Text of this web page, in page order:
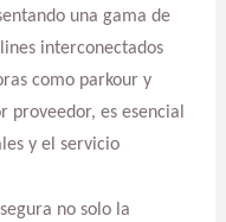
una gama de
interconectados
como parkour y
proveedor, es esencial
y el servicio
no solo la